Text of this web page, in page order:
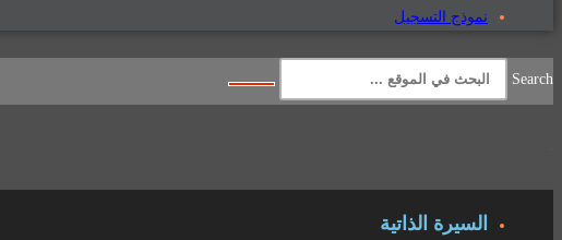
نموذج التسجيل
Search
السيرة الذاتية